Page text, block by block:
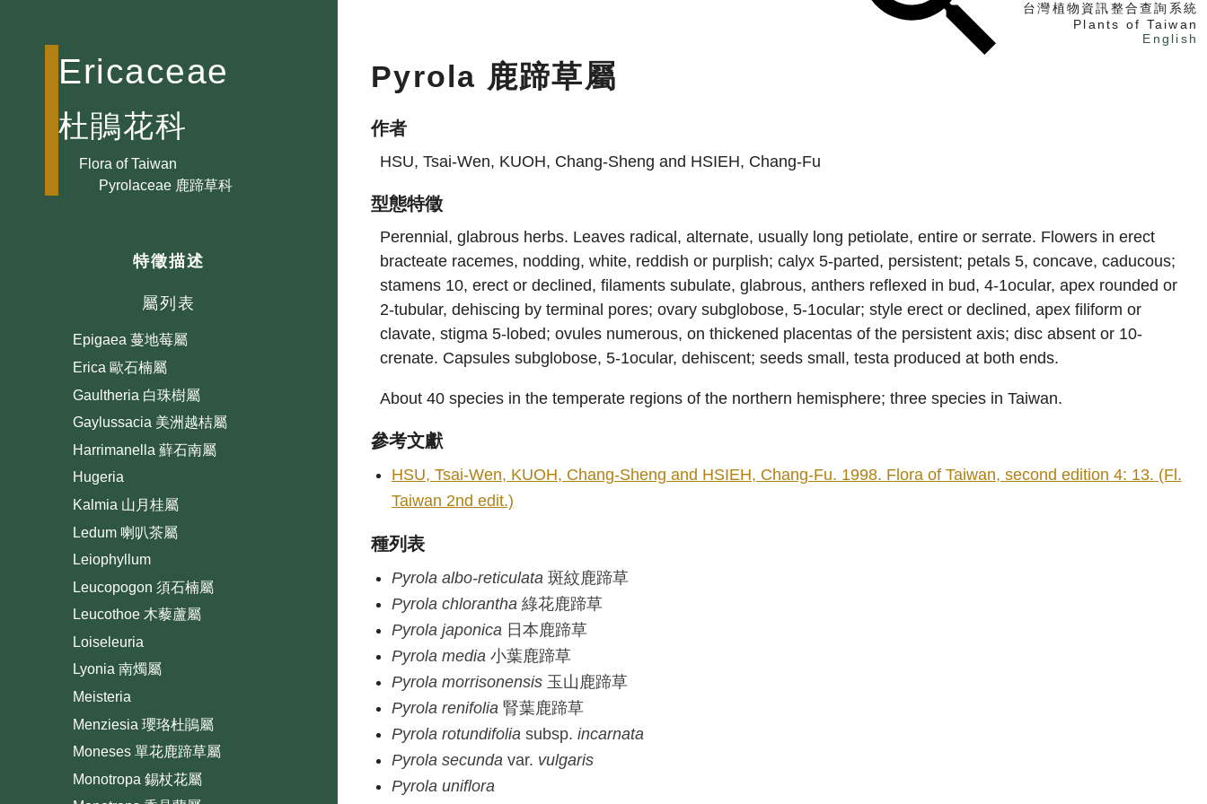
台灣植物資訊整合查詢系統
Plants of Taiwan
English
Ericaceae
杜鵑花科
Flora of Taiwan
Pyrolaceae 鹿蹄草科
特徵描述
屬列表
Bryanthus
Cassandra
Cheilotheca 水晶蘭屬
Diplycosia 簇白珠屬
Epacris 尖苞木屬
Epigaea 蔓地莓屬
Erica 歐石楠屬
Gaultheria 白珠樹屬
Gaylussacia 美洲越桔屬
Harrimanella 蘚石南屬
Hugeria
Kalmia 山月桂屬
Ledum 喇叭茶屬
Leiophyllum
Leucopogon 須石楠屬
Leucothoe 木藜蘆屬
Loiseleuria
Lyonia 南燭屬
Meisteria
Menziesia 瓔珞杜鵑屬
Moneses 單花鹿蹄草屬
Monotropa 錫杖花屬
Pyrola 鹿蹄草屬
作者
HSU, Tsai-Wen, KUOH, Chang-Sheng and HSIEH, Chang-Fu
型態特徵
Perennial, glabrous herbs. Leaves radical, alternate, usually long petiolate, entire or serrate. Flowers in erect
bracteate racemes, nodding, white, reddish or purplish; calyx 5-parted, persistent; petals 5, concave, caducous;
stamens 10, erect or declined, filaments subulate, glabrous, anthers reflexed in bud, 4-1ocular, apex rounded or
2-tubular, dehiscing by terminal pores; ovary subglobose, 5-1ocular; style erect or declined, apex filiform or
clavate, stigma 5-lobed; ovules numerous, on thickened placentas of the persistent axis; disc absent or 10-
crenate. Capsules subglobose, 5-1ocular, dehiscent; seeds small, testa produced at both ends.
About 40 species in the temperate regions of the northern hemisphere; three species in Taiwan.
參考文獻
HSU, Tsai-Wen, KUOH, Chang-Sheng and HSIEH, Chang-Fu. 1998. Flora of Taiwan, second edition 4: 13. (Fl.
Taiwan 2nd edit.)
種列表
Pyrola albo-reticulata 斑紋鹿蹄草
Pyrola chlorantha 綠花鹿蹄草
Pyrola japonica 日本鹿蹄草
Pyrola media 小葉鹿蹄草
Pyrola morrisonensis 玉山鹿蹄草
Pyrola renifolia 腎葉鹿蹄草
Pyrola rotundifoliasubsp. incarnata
Pyrola secundavar. vulgaris
Pyrola uniflora